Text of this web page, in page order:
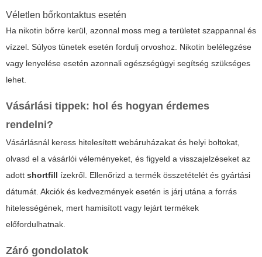
Véletlen bőrkontaktus esetén
Ha nikotin bőrre kerül, azonnal moss meg a területet szappannal és
vízzel. Súlyos tünetek esetén fordulj orvoshoz. Nikotin belélegzése
vagy lenyelése esetén azonnali egészségügyi segítség szükséges
lehet.
Vásárlási tippek: hol és hogyan érdemes
rendelni?
Vásárlásnál keress hitelesített webáruházakat és helyi boltokat,
olvasd el a vásárlói véleményeket, és figyeld a visszajelzéseket az
adott shortfill ízekről. Ellenőrizd a termék összetételét és gyártási
dátumát. Akciók és kedvezmények esetén is járj utána a forrás
hitelességének, mert hamisított vagy lejárt termékek
előfordulhatnak.
Záró gondolatok